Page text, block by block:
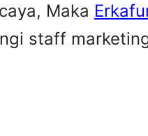
Maka
staff